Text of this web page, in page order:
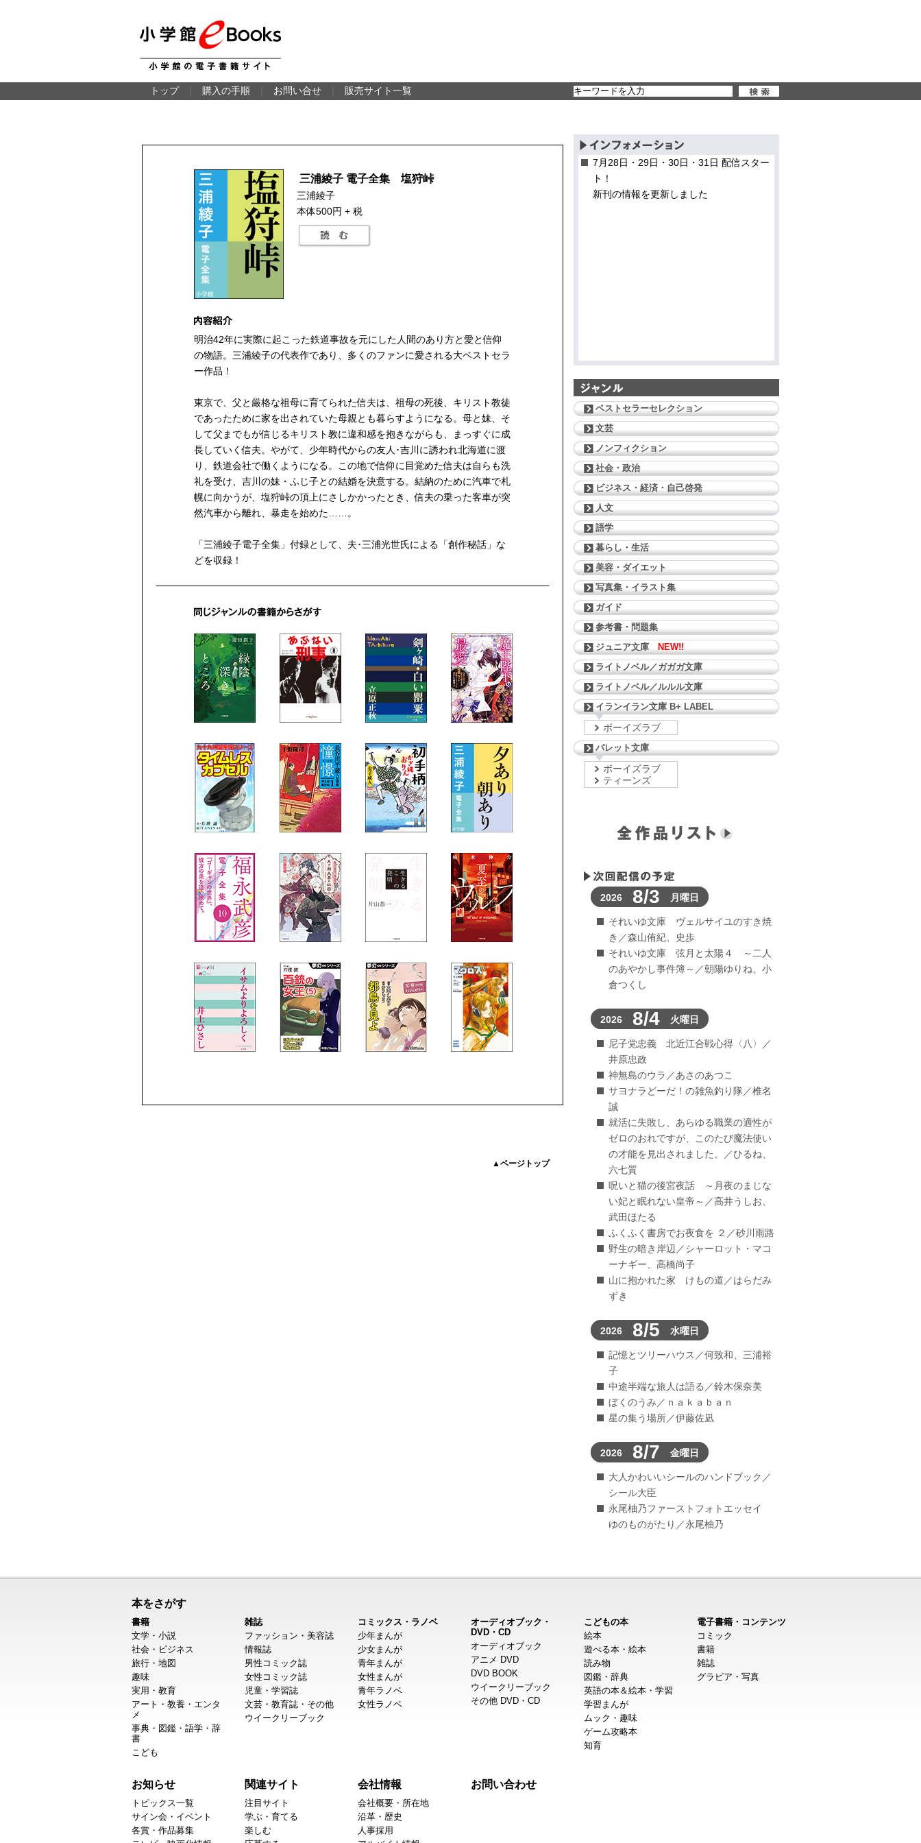
トップ 購入の手順 お問い合せ 販売サイト一覧
三浦綾子 電子全集 塩狩峠
三浦綾子
本体500円 + 税
明治42年に実際に起こった鉄道事故を元にした人間のあり方と愛と信仰
の物語。三浦綾子の代表作であり、多くのファンに愛される大ベストセラ
ー作品！
東京で、父と厳格な祖母に育てられた信夫は、祖母の死後、キリスト教徒
であったために家を出されていた母親とも暮らすようになる。母と妹、そ
して父までもが信じるキリスト教に違和感を抱きながらも、まっすぐに成
長していく信夫。やがて、少年時代からの友人･吉川に誘われ北海道に渡
り、鉄道会社で働くようになる。この地で信仰に目覚めた信夫は自らも洗
礼を受け、吉川の妹・ふじ子との結婚を決意する。結納のために汽車で札
幌に向かうが、塩狩峠の頂上にさしかかったとき、信夫の乗った客車が突
然汽車から離れ、暴走を始めた……。
「三浦綾子電子全集」付録として、夫･三浦光世氏による「創作秘話」な
どを収録！
▲ページトップ
7月28日・29日・30日・31日 配信スター
ト！
新刊の情報を更新しました
ベストセラーセレクション
文芸
ノンフィクション
社会・政治
ビジネス・経済・自己啓発
人文
語学
暮らし・生活
美容・ダイエット
写真集・イラスト集
ガイド
参考書・問題集
ジュニア文庫
NEW!!
ライトノベル／ガガガ文庫
ライトノベル／ルルル文庫
イランイラン文庫 B+ LABEL
ボーイズラブ
パレット文庫
ボーイズラブ
ティーンズ
2026 8/3 月曜日
それいゆ文庫 ヴェルサイユのすき焼
き／森山侑紀、史歩
それいゆ文庫 弦月と太陽４ ～二人
のあやかし事件簿～／朝陽ゆりね、小
倉つくし
2026 8/4 火曜日
尼子党忠義 北近江合戦心得〈八〉／
井原忠政
神無島のウラ／あさのあつこ
サヨナラどーだ！の雑魚釣り隊／椎名
誠
就活に失敗し、あらゆる職業の適性が
ゼロのおれですが、このたび魔法使い
の才能を見出されました。／ひるね、
六七質
呪いと猫の後宮夜話 ～月夜のまじな
い妃と眠れない皇帝～／高井うしお、
武田ほたる
ふくふく書房でお夜食を ２／砂川雨路
野生の暗き岸辺／シャーロット・マコ
ーナギー、高橋尚子
山に抱かれた家 けもの道／はらだみ
ずき
2026 8/5 水曜日
記憶とツリーハウス／何致和、三浦裕
子
中途半端な旅人は語る／鈴木保奈美
ぼくのうみ／ｎａｋａｂａｎ
星の集う場所／伊藤佐凪
2026 8/7 金曜日
大人かわいいシールのハンドブック／
シール大臣
永尾柚乃ファーストフォトエッセイ
ゆのものがたり／永尾柚乃
本をさがす
書籍
文学・小説
社会・ビジネス
旅行・地図
趣味
実用・教育
アート・教養・エンタ
メ
事典・図鑑・語学・辞
書
こども
雑誌
ファッション・美容誌
情報誌
男性コミック誌
女性コミック誌
児童・学習誌
文芸・教育誌・その他
ウイークリーブック
コミックス・ラノベ
少年まんが
少女まんが
青年まんが
女性まんが
青年ラノベ
女性ラノベ
オーディオブック・
DVD・CD
オーディオブック
アニメ DVD
DVD BOOK
ウイークリーブック
その他 DVD・CD
こどもの本
絵本
遊べる本・絵本
読み物
図鑑・辞典
英語の本＆絵本・学習
学習まんが
ムック・趣味
ゲーム攻略本
知育
電子書籍・コンテンツ
コミック
書籍
雑誌
グラビア・写真
お知らせ
トピックス一覧
サイン会・イベント
各賞・作品募集
関連サイト
注目サイト
学ぶ・育てる
楽しむ
会社情報
会社概要・所在地
沿革・歴史
人事採用
お問い合わせ